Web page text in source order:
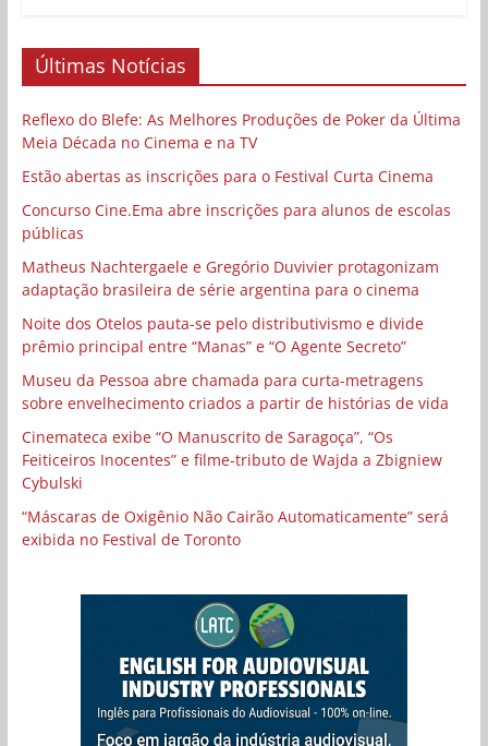
Últimas Notícias
Reflexo do Blefe: As Melhores Produções de Poker da Última
Meia Década no Cinema e na TV
Estão abertas as inscrições para o Festival Curta Cinema
Concurso Cine.Ema abre inscrições para alunos de escolas
públicas
Matheus Nachtergaele e Gregório Duvivier protagonizam
adaptação brasileira de série argentina para o cinema
Noite dos Otelos pauta-se pelo distributivismo e divide
prêmio principal entre “Manas” e “O Agente Secreto”
Museu da Pessoa abre chamada para curta-metragens
sobre envelhecimento criados a partir de histórias de vida
Cinemateca exibe “O Manuscrito de Saragoça”, “Os
Feiticeiros Inocentes” e filme-tributo de Wajda a Zbigniew
Cybulski
“Máscaras de Oxigênio Não Cairão Automaticamente” será
exibida no Festival de Toronto